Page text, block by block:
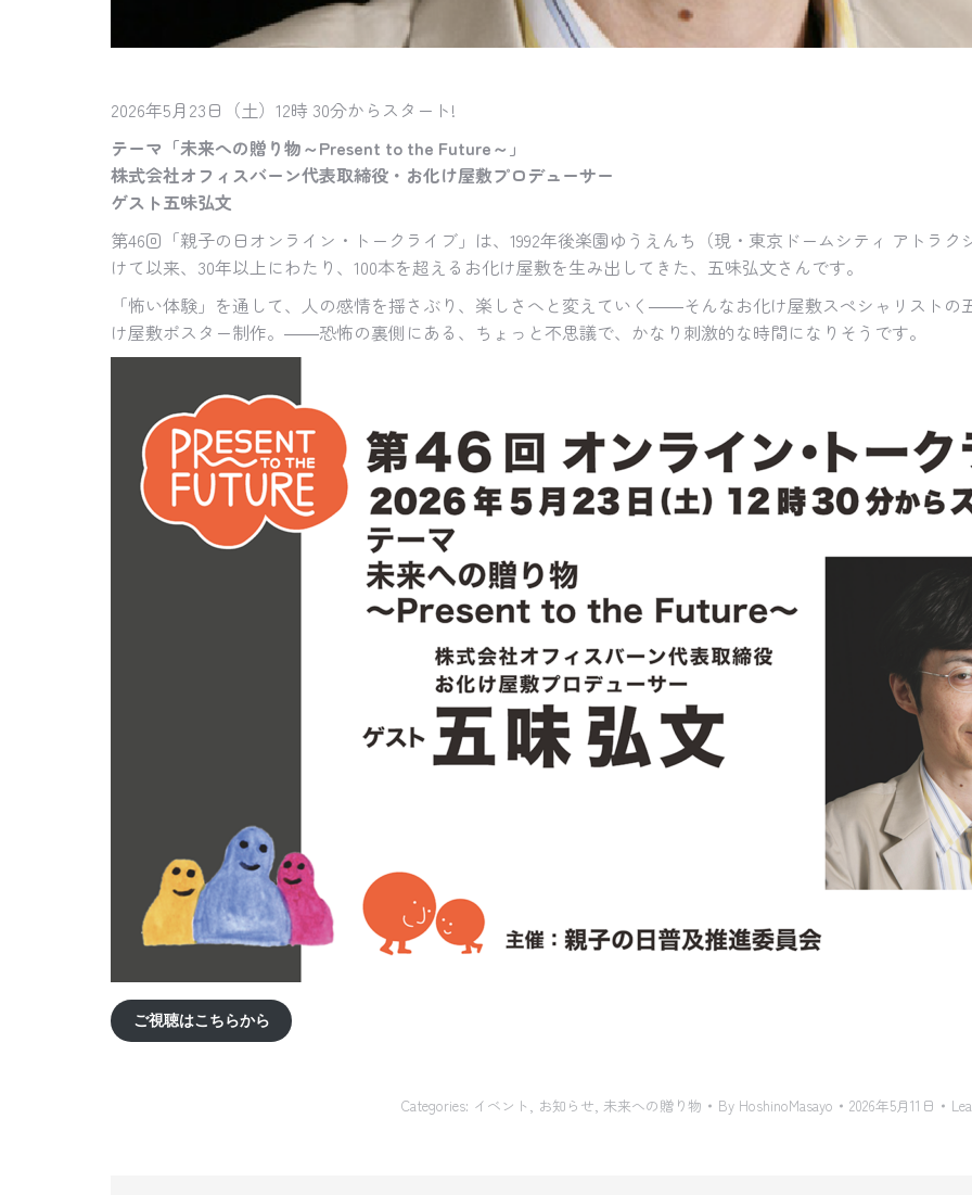
2026年5月23日（土）12時 30分からスタート!
テーマ「未来への贈り物～Present to the Future～」
株式会社オフィスバーン代表取締役・お化け屋敷プロデューサー
ゲスト五味弘文
第46回「親子の日オンライン・トークライブ」は、1992年後楽園ゆうえんち（現・東京ドームシティ アトラ
けて以来、30年以上にわたり、100本を超えるお化け屋敷を生み出してきた、五味弘文さんです。
「怖い体験」を通して、人の感情を揺さぶり、楽しさへと変えていく――そんなお化け屋敷スペシャリスト
け屋敷ポスター制作。――恐怖の裏側にある、ちょっと不思議で、かなり刺激的な時間になりそうです。
ご視聴はこちらから
Categories: イベント お知らせ 未来への贈り物 By HoshinoMasayo 2026年5月11日